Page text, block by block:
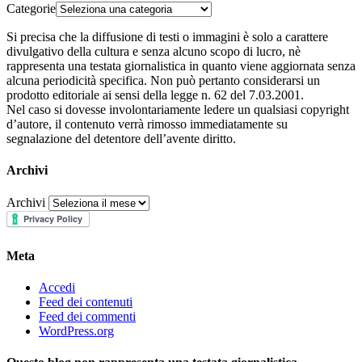
Categorie
Si precisa che la diffusione di testi o immagini è solo a carattere
divulgativo della cultura e senza alcuno scopo di lucro, nè
rappresenta una testata giornalistica in quanto viene aggiornata senza
alcuna periodicità specifica. Non può pertanto considerarsi un
prodotto editoriale ai sensi della legge n. 62 del 7.03.2001.
Nel caso si dovesse involontariamente ledere un qualsiasi copyright
d’autore, il contenuto verrà rimosso immediatamente su
segnalazione del detentore dell’avente diritto.
Archivi
Archivi
Meta
Accedi
Feed dei contenuti
Feed dei commenti
WordPress.org